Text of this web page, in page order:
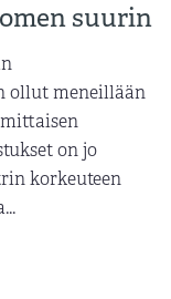
suurin
ollut meneillään
on jo
korkeuteen